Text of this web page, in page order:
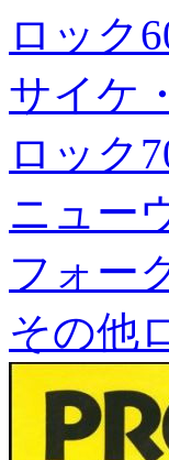
ロック
サイケ
ロック
ニュー
フォー
その他